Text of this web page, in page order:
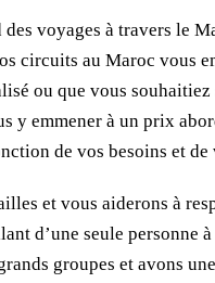
voyages à travers le
circuits au Maroc vous
ou que vous
y emmener à un prix
de vos besoins et de
et vous aiderons à
d’une seule personne
groupes et avons